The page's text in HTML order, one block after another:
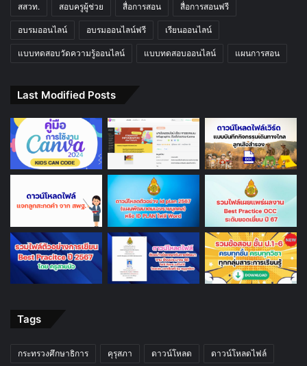
สสวท. สอบครูผู้ช่วย สื่อการสอน สื่อการสอนฟรี
อบรมออนไลน์ อบรมออนไลน์ฟรี เรียนออนไลน์
แบบทดสอบวัดความรู้ออนไลน์ แบบทดสอบออนไลน์ แผนการสอน
Last Modified Posts
Tags
กระทรวงศึกษาธิการ คุรุสภา ดาวน์โหลด ดาวน์โหลดไฟล์